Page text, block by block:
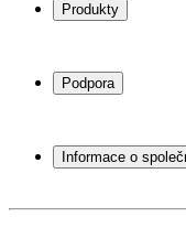
Produkty
Stojany na
Vinný
Podpora
Servisní
Platba
Vrácení
Informace o